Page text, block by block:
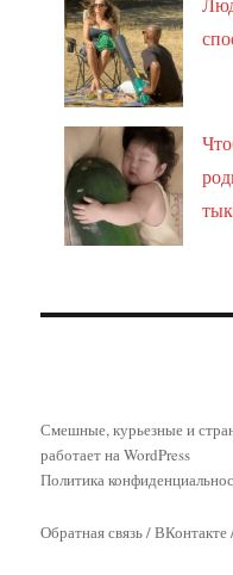
Смешные, курьезные и
работает на WordPress
Политика
Обратная связь/ВКонтакте